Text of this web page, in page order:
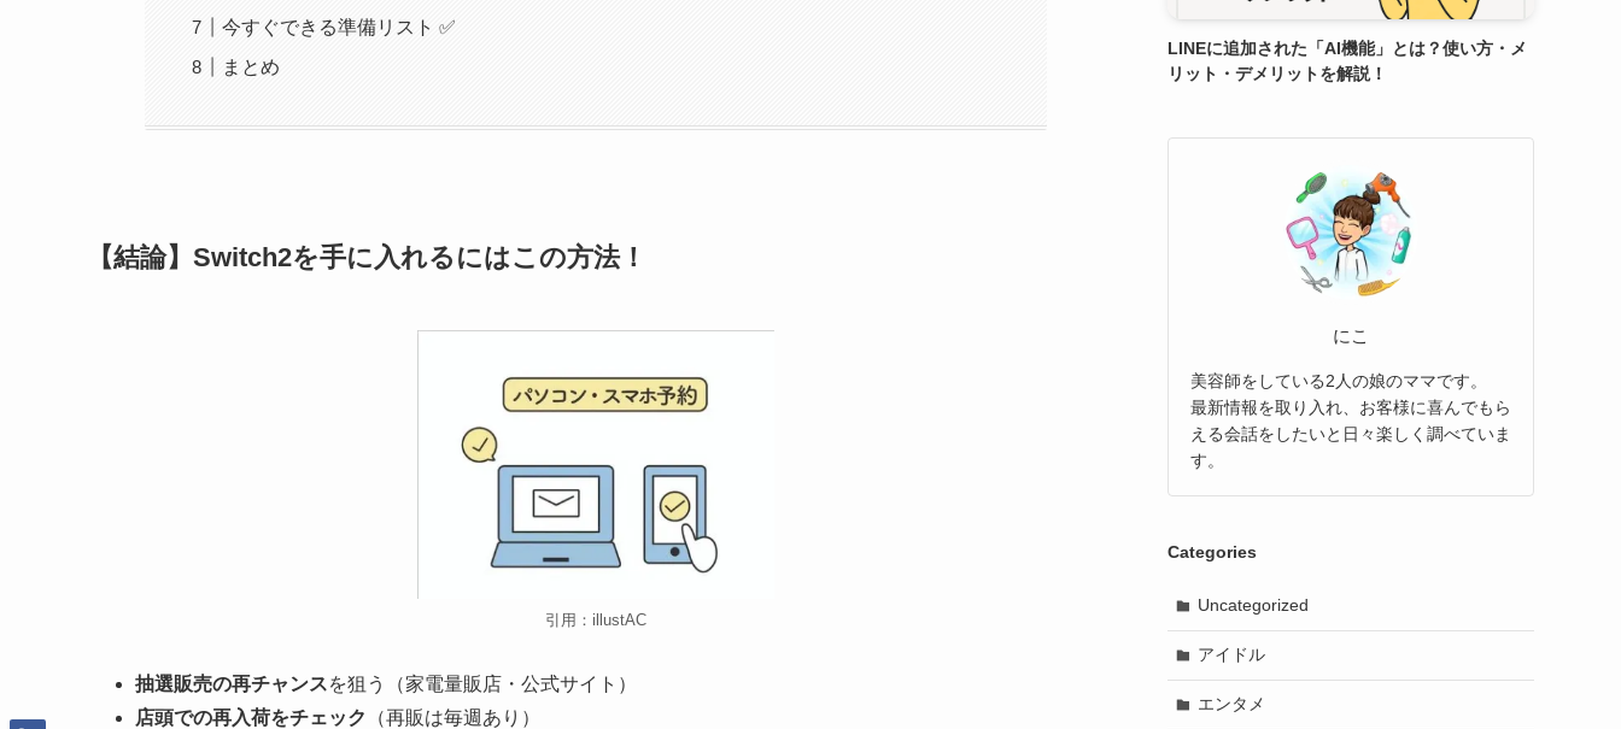
今すぐできる準備リスト ✅
まとめ
【結論】Switch2を手に入れるにはこの方法！
引用：illustAC
抽選販売の再チャンスを狙う（家電量販店・公式サイト）
店頭での再入荷をチェック
（再販は毎週あり）
LINEに追加された「AI機能」とは？使い方・メ
リット・デメリットを解説！
にこ
美容師をしている2人の娘のママです。
最新情報を取り入れ、お客様に喜んでもら
える会話をしたいと日々楽しく調べていま
す。
Categories
Uncategorized
アイドル
エンタメ